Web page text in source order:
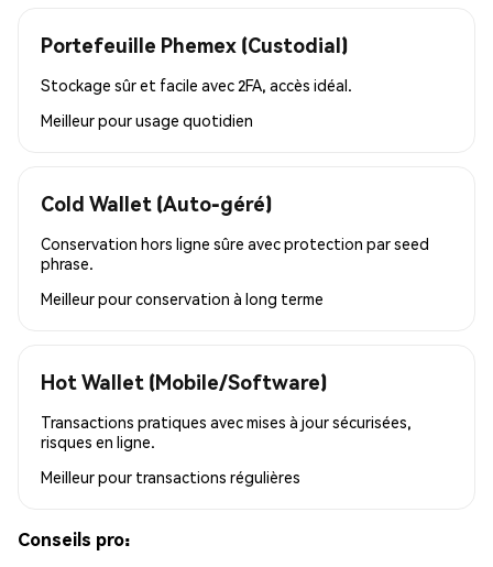
Portefeuille Phemex (Custodial)
Stockage sûr et facile avec 2FA, accès idéal.
Meilleur pourusage quotidien
Cold Wallet (Auto-géré)
Conservation hors ligne sûre avec protection par seed
phrase.
Meilleur pourconservation à long terme
Hot Wallet (Mobile/Software)
Transactions pratiques avec mises à jour sécurisées,
risques en ligne.
Meilleur pour transactions régulières
Conseils pro: